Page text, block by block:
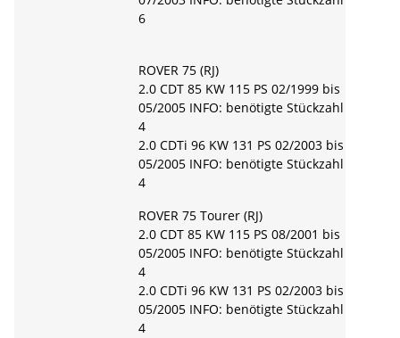
6
ROVER 75 (RJ)
2.0 CDT 85 KW 115 PS 02/1999 bis
05/2005 INFO: benötigte Stückzahl
4
2.0 CDTi 96 KW 131 PS 02/2003 bis
05/2005 INFO: benötigte Stückzahl
4
ROVER 75 Tourer (RJ)
2.0 CDT 85 KW 115 PS 08/2001 bis
05/2005 INFO: benötigte Stückzahl
4
2.0 CDTi 96 KW 131 PS 02/2003 bis
05/2005 INFO: benötigte Stückzahl
4